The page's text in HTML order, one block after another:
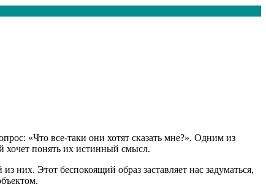
«Что все-таки они хотят сказать мне?». Одним из
хочет понять их истинный смысл.
Этот беспокоящий образ заставляет нас задуматься,